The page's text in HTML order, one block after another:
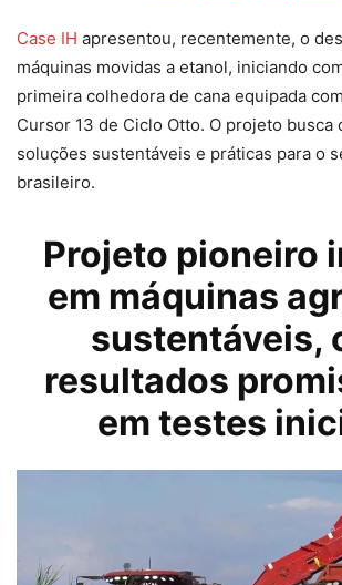
Case IH apresentou, recentemente, o
máquinas movidas a etanol, iniciando
primeira colhedora de cana equipada
Cursor 13 de Ciclo Otto. O projeto busca
soluções sustentáveis e práticas para o
brasileiro.
Projeto pioneiro
em máquinas
sustentáveis,
resultados
em testes